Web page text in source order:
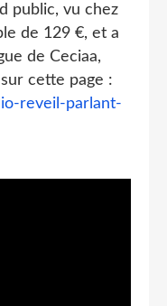
public, vu chez
de 129 €, et a
de Ceciaa,
cette page :
reveil-parlant-